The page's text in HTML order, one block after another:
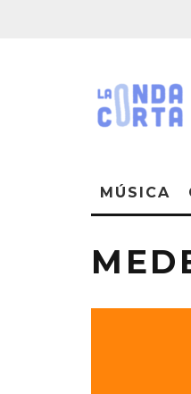
MÚSICA